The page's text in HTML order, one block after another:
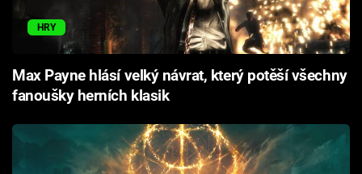
Sledujte prima+
Přihlášení
HRY
Max Payne hlásí velký návrat, který potěší všechny
fanoušky herních klasik